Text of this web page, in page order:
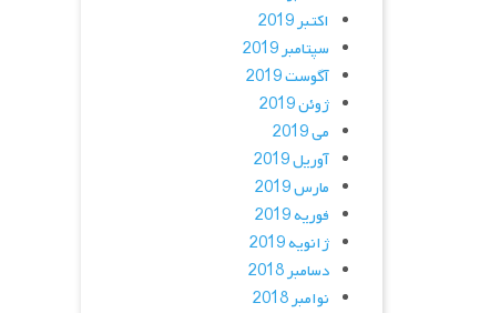
اکتبر 2019
سپتامبر 2019
آگوست 2019
ژوئن 2019
می 2019
آوریل 2019
مارس 2019
فوریه 2019
ژانویه 2019
دسامبر 2018
نوامبر 2018